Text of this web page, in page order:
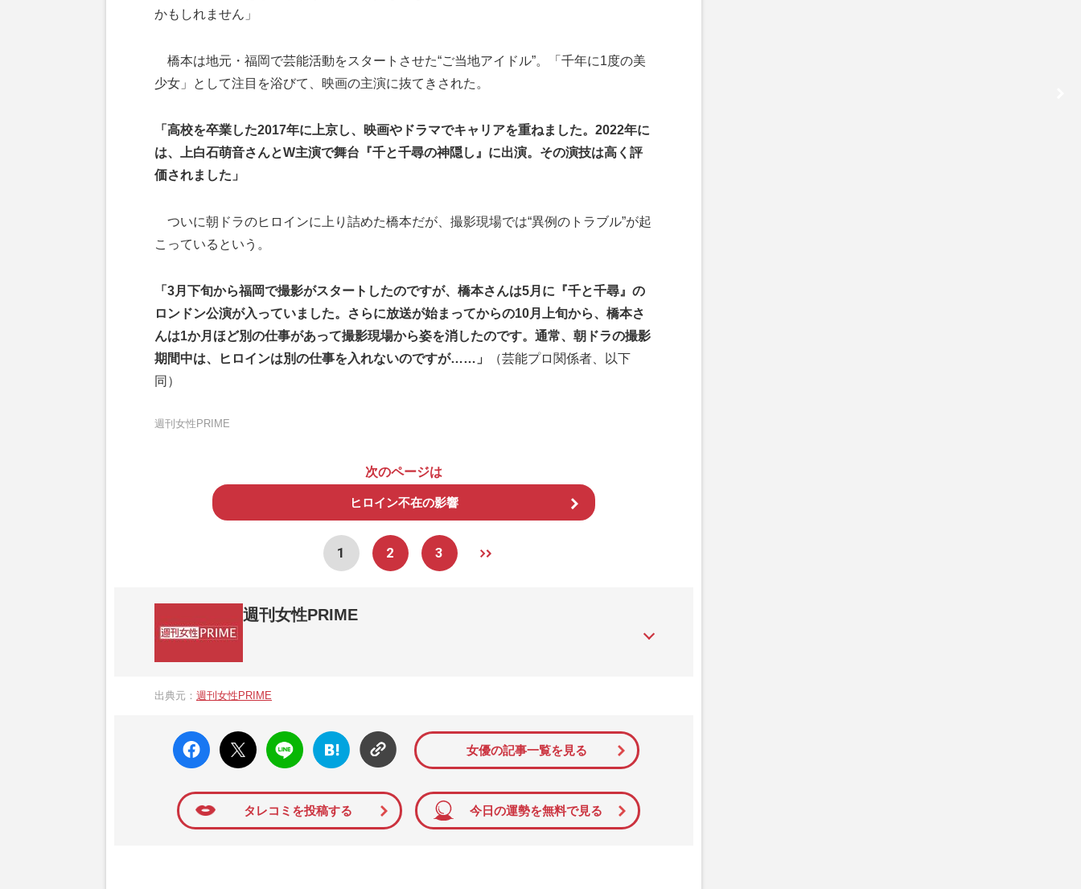
かもしれません」
橋本は地元・福岡で芸能活動をスタートさせた“ご当地アイドル”。「千年に1度の美
少女」として注目を浴びて、映画の主演に抜てきされた。
「高校を卒業した2017年に上京し、映画やドラマでキャリアを重ねました。2022年に
は、上白石萌音さんとW主演で舞台『千と千尋の神隠し』に出演。その演技は高く評
価されました」
ついに朝ドラのヒロインに上り詰めた橋本だが、撮影現場では“異例のトラブル”が起
こっているという。
「3月下旬から福岡で撮影がスタートしたのですが、橋本さんは5月に『千と千尋』の
ロンドン公演が入っていました。さらに放送が始まってからの10月上旬から、橋本さ
んは1か月ほど別の仕事があって撮影現場から姿を消したのです。通常、朝ドラの撮影
期間中は、ヒロインは別の仕事を入れないのですが……」
（芸能プロ関係者、以下
同）
週刊女性PRIME
次のページは
ヒロイン不在の影響
1 2 3
週刊女性PRIME
か、女性週刊誌『週刊女性』の誌面に掲載された記事から、インターネット利用者層にとって特に関心の
出典元： 週刊女性PRIME
faceboo
k いい
ね
X ポス
ト
LINE
はてな
ブック
マーク
女優の記事一覧を見る
タレコミを投稿する 今日の運勢を無料で見る